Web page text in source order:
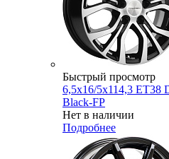
Быстрый просмотр
6,5x16/5x114,3 ET38
Black-FP
Нет в наличии
Подробнее